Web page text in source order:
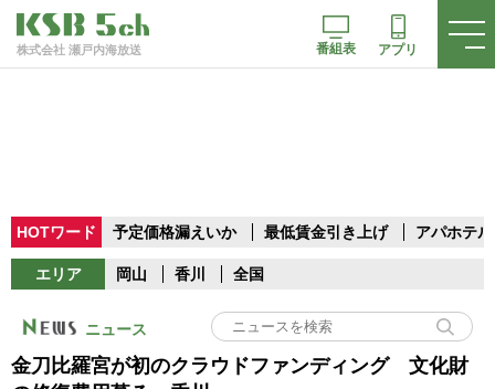
株式会社 瀬戸内海放送 番組表 アプリ
HOTワード 予定価格漏えいか 最低賃金引き上げ アパホテル
エリア 岡山 香川 全国
ニュース
金刀比羅宮が初のクラウドファンディング 文化財